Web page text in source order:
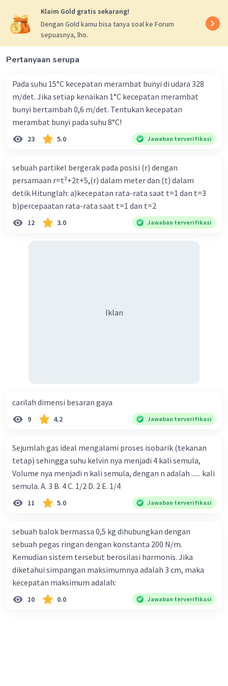
Torsi yang putarannya berlawanan dengan arah jarum
jam bertanda (+), sebaliknya torsi yang putarannya
searah dengan arah jarum jam bertanda (-).
Diketahui :
m1 = 2 kg
l1 = 20 cm = 0,2 m
l2 = ½ x lAB = ½ x 100 cm = 50 cm = 0,5 m
g = 10 m/s²
Ditanya :
TB = ....?
Pembahasan :
Gunakan syarat keseimbangan rotasi di titik A.
∑τ di A = 0
(TB x lAB) - (w1 x l1) - (w2 x l2) = 0
(TB x 1) - (2 x 10 x 0,2) - (10 x 10 x 0,5) = 0
TB - 4 - 50 = 0
TB = 54 N
Iklan
Klaim Gold gratis sekarang!
Dengan Gold kamu bisa tanya soal ke Forum
sepuasnya, lho.
Pertanyaan serupa
Pada suhu 15°C kecepatan merambat bunyi di udara 328
m/det. Jika setiap kenaikan 1°C kecepatan merambat
bunyi bertambah 0,6 m/det. Tentukan kecepatan
merambat bunyi pada suhu 8°C!
23 5.0 Jawaban terverifikasi
sebuah partikel bergerak pada posisi (r) dengan
persamaan r=t²+2t+5,(r) dalam meter dan (t) dalam
detik.Hitunglah: a)kecepatan rata-rata saat t=1 dan t=3
b)percepaatan rata-rata saat t=1 dan t=2
12 3.0 Jawaban terverifikasi
Iklan
carilah dimensi besaran gaya
9 4.2 Jawaban terverifikasi
Sejumlah gas ideal mengalami proses isobarik (tekanan
tetap) sehingga suhu kelvin nya menjadi 4 kali semula,
Volume nya menjadi n kali semula, dengan n adalah ...... kali
semula. A. 3 B. 4 C. 1/2 D. 2 E. 1/4
11 5.0 Jawaban terverifikasi
sebuah balok bermassa 0,5 kg dihubungkan dengan
sebuah pegas ringan dengan konstanta 200 N/m.
Kemudian sistem tersebut berosilasi harmonis. Jika
diketahui simpangan maksimumnya adalah 3 cm, maka
kecepatan maksimum adalah:
10 0.0 Jawaban terverifikasi